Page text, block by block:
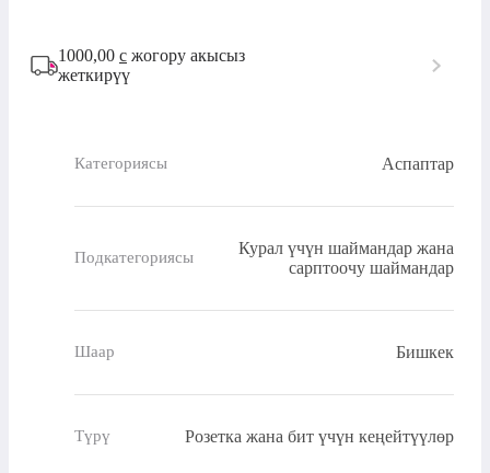
1000,00 с жогору акысыз
жеткирүү
Категориясы Аспаптар
Подкатегориясы
Курал үчүн шаймандар жана
сарптоочу шаймандар
Шаар Бишкек
Түрү Розетка жана бит үчүн кеңейтүүлөр